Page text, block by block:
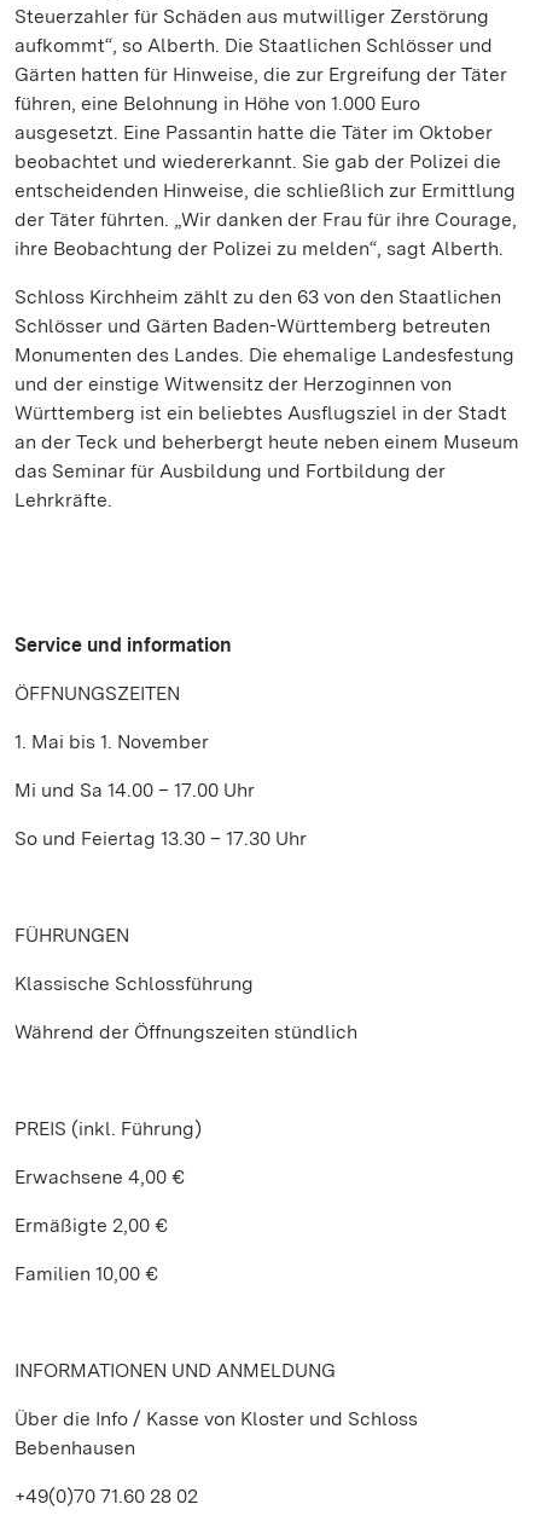
Steuerzahler für Schäden aus mutwilliger Zerstörung
aufkommt“, so Alberth. Die Staatlichen Schlösser und
Gärten hatten für Hinweise, die zur Ergreifung der Täter
führen, eine Belohnung in Höhe von 1.000 Euro
ausgesetzt. Eine Passantin hatte die Täter im Oktober
beobachtet und wiedererkannt. Sie gab der Polizei die
entscheidenden Hinweise, die schließlich zur Ermittlung
der Täter führten. „Wir danken der Frau für ihre Courage,
ihre Beobachtung der Polizei zu melden“, sagt Alberth.
Schloss Kirchheim zählt zu den 63 von den Staatlichen
Schlösser und Gärten Baden-Württemberg betreuten
Monumenten des Landes. Die ehemalige Landesfestung
und der einstige Witwensitz der Herzoginnen von
Württemberg ist ein beliebtes Ausflugsziel in der Stadt
an der Teck und beherbergt heute neben einem Museum
das Seminar für Ausbildung und Fortbildung der
Lehrkräfte.
Service und information
ÖFFNUNGSZEITEN
1. Mai bis 1. November
Mi und Sa 14.00 – 17.00 Uhr
So und Feiertag 13.30 – 17.30 Uhr
FÜHRUNGEN
Klassische Schlossführung
Während der Öffnungszeiten stündlich
PREIS (inkl. Führung)
Erwachsene 4,00 €
Ermäßigte 2,00 €
Familien 10,00 €
INFORMATIONEN UND ANMELDUNG
Über die Info / Kasse von Kloster und Schloss
Bebenhausen
+49(0)70 71.60 28 02